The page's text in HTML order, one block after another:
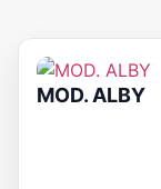
MOD. ALBY